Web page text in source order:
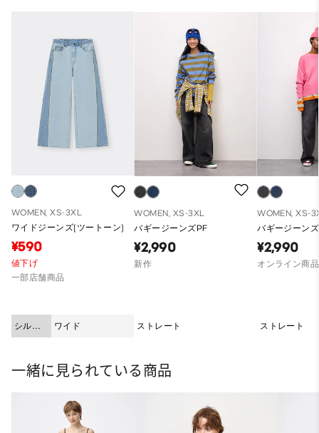
WOMEN, XS-3XL
ワイドジーンズ(ツートーン)
¥590
値下げ
一部店舗商品
シルエ
ット
ワイド
WOMEN, XS-3XL
バギージーンズPF
¥2,990
新作
ストレート
WOMEN, XS-
バギージーン
¥2,990
オンライン商品
ストレート
一緒に見られている商品